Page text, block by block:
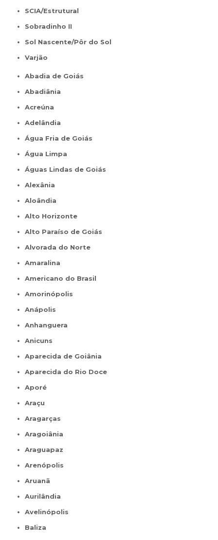
SCIA/Estrutural
Sobradinho II
Sol Nascente/Pôr do Sol
Varjão
Abadia de Goiás
Abadiânia
Acreúna
Adelândia
Água Fria de Goiás
Água Limpa
Águas Lindas de Goiás
Alexânia
Aloândia
Alto Horizonte
Alto Paraíso de Goiás
Alvorada do Norte
Amaralina
Americano do Brasil
Amorinópolis
Anápolis
Anhanguera
Anicuns
Aparecida de Goiânia
Aparecida do Rio Doce
Aporé
Araçu
Aragarças
Aragoiânia
Araguapaz
Arenópolis
Aruanã
Aurilândia
Avelinópolis
Baliza